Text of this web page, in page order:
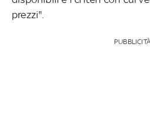
prezzi".
PUBBLICITÀ